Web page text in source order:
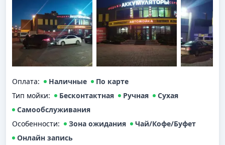
Оплата: Наличные
По карте
Тип мойки: Бесконтактная Ручная
Сухая
Самообслуживания
Особенности:
Зона ожидания
Чай/Кофе/Буфет
Онлайн запись